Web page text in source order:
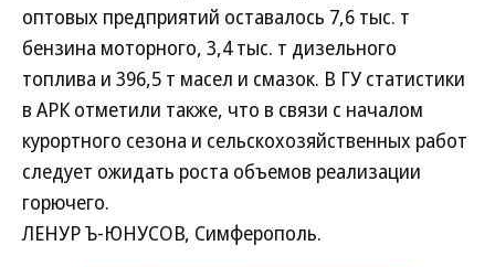
оптовых предприятий оставалось 7,6 тыс. т
бензина моторного, 3,4 тыс. т дизельного
топлива и 396,5 т масел и смазок. В ГУ статистики
в АРК отметили также, что в связи с началом
курортного сезона и сельскохозяйственных работ
следует ожидать роста объемов реализации
горючего.
ЛЕНУР Ъ-ЮНУСОВ, Симферополь.